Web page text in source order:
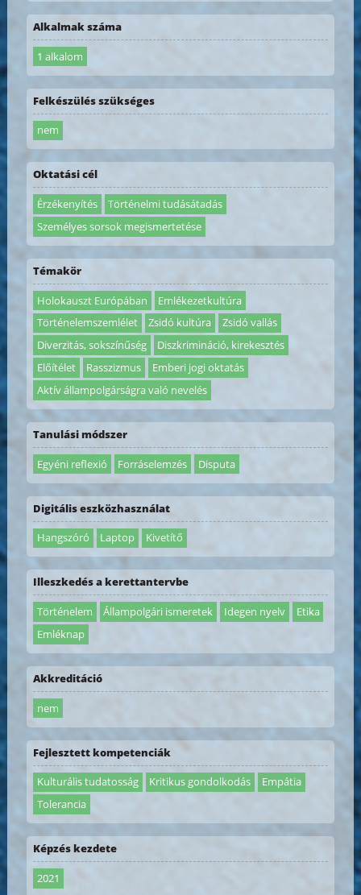
Alkalmak száma
1 alkalom
Felkészülés szükséges
nem
Oktatási cél
Érzékenyítés
Történelmi tudásátadás
Személyes sorsok megismertetése
Témakör
Holokauszt Európában
Emlékezetkultúra
Történelemszemlélet
Zsidó kultúra
Zsidó vallás
Diverzitás, sokszínűség
Diszkrimináció, kirekesztés
Előítélet
Rasszizmus
Emberi jogi oktatás
Aktív állampolgárságra való nevelés
Tanulási módszer
Egyéni reflexió Forráselemzés Disputa
Digitális eszközhasználat
Hangszóró Laptop Kivetítő
Illeszkedés a kerettantervbe
Történelem Állampolgári ismeretek Idegen nyelv
Etika
Emléknap
Akkreditáció
nem
Fejlesztett kompetenciák
Kulturális tudatosság Kritikus gondolkodás
Empátia
Tolerancia
Képzés kezdete
2021